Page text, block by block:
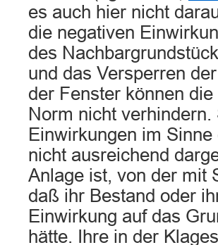
es auch hier nicht
die negativen
des
und das Versperren
der Fenster können
Norm nicht
Einwirkungen im
nicht ausreichend
Anlage ist, von der mit
daß ihr Bestand oder
Einwirkung auf das
hätte. Ihre in der